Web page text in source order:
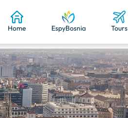
Home EspyBosnia Tours